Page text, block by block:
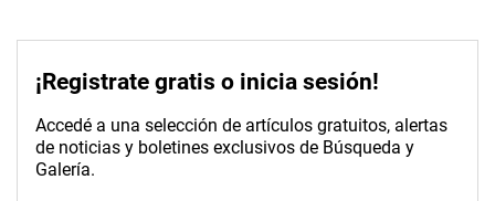
¡Registrate gratis o inicia sesión!
Accedé a una selección de artículos gratuitos, alertas
de noticias y boletines exclusivos de Búsqueda y
Galería.